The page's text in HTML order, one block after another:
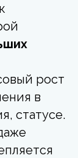
рост
в
статусе.